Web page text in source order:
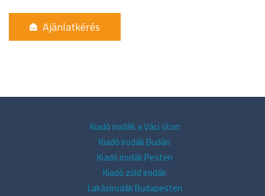
Kiadó irodák a Váci úton
Kiadó irodák Budán
Kiadó irodák Pesten
Kiadó zöld irodák
Lakásirodák Budapesten